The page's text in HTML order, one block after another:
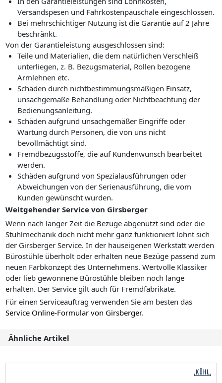
Versandspesen und Fahrkostenpauschale eingeschlossen.
Bei mehrschichtiger Nutzung ist die Garantie auf 2 Jahre
beschränkt.
Von der Garantieleistung ausgeschlossen sind:
Teile und Materialien, die dem natürlichen Verschleiß
unterliegen, z. B. Bezugsmaterial, Rollen bezogene
Armlehnen etc.
Schäden durch nichtbestimmungsmäßigen Einsatz,
unsachgemäße Behandlung oder Nichtbeachtung der
Bedienungsanleitung.
Schäden aufgrund unsachgemäßer Eingriffe oder
Wartung durch Personen, die von uns nicht
bevollmächtigt sind.
Fremdbezugsstoffe, die auf Kundenwunsch bearbeitet
werden.
Schäden aufgrund von Spezialausführungen oder
Abweichungen von der Serienausführung, die vom
Kunden gewünscht wurden.
Weitgehender Service von Girsberger
Wenn nach langer Zeit die Bezüge abgenutzt sind oder die
Stuhlmechanik doch nicht mehr ganz funktioniert lohnt sich
der Girsberger Service. In der hauseigenen Werkstatt werden
Bürostühle überholt oder erhalten neue Bezüge passend zum
neuen Farbkonzept des Unternehmens. Wertvolle Klassiker
oder lieb gewonnene Bürostühle bleiben noch lange
erhalten. Der Service gilt auch für Fremdfabrikate.
Für einen Serviceauftrag verwenden Sie am besten das
Service Online-Formular von Girsberger.
Ähnliche Artikel